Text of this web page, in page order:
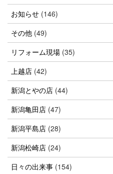
お知らせ (146)
その他 (49)
リフォーム現場 (35)
上越店 (42)
新潟とやの店 (44)
新潟亀田店 (47)
新潟平島店 (28)
新潟松崎店 (24)
日々の出来事 (154)